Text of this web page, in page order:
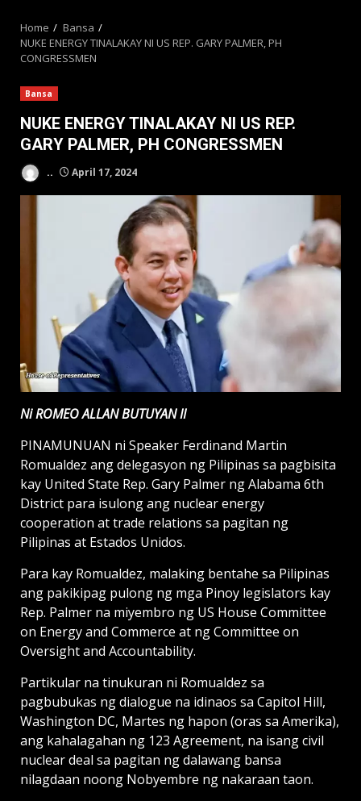
Home
Bansa
NUKE ENERGY TINALAKAY NI US REP. GARY PALMER, PH
CONGRESSMEN
Bansa
NUKE ENERGY TINALAKAY NI US REP.
GARY PALMER, PH CONGRESSMEN
.. April 17, 2024
Ni ROMEO ALLAN BUTUYAN II
PINAMUNUAN ni Speaker Ferdinand Martin
Romualdez ang delegasyon ng Pilipinas sa pagbisita
kay United State Rep. Gary Palmer ng Alabama 6th
District para isulong ang nuclear energy
cooperation at trade relations sa pagitan ng
Pilipinas at Estados Unidos.
Para kay Romualdez, malaking bentahe sa Pilipinas
ang pakikipag pulong ng mga Pinoy legislators kay
Rep. Palmer na miyembro ng US House Committee
on Energy and Commerce at ng Committee on
Oversight and Accountability.
Partikular na tinukuran ni Romualdez sa
pagbubukas ng dialogue na idinaos sa Capitol Hill,
Washington DC, Martes ng hapon (oras sa Amerika),
ang kahalagahan ng 123 Agreement, na isang civil
nuclear deal sa pagitan ng dalawang bansa
nilagdaan noong Nobyembre ng nakaraan taon.